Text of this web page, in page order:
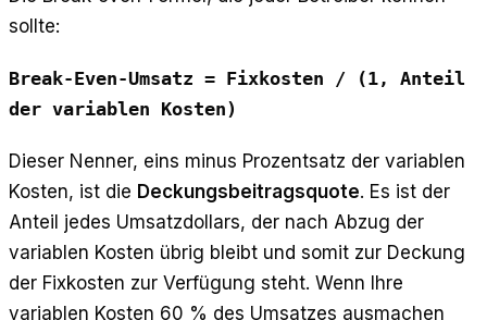
sollte:
Break-Even-Umsatz = Fixkosten / (1, Anteil
der variablen Kosten)
Dieser Nenner, eins minus Prozentsatz der variablen
Kosten, ist die Deckungsbeitragsquote. Es ist der
Anteil jedes Umsatzdollars, der nach Abzug der
variablen Kosten übrig bleibt und somit zur Deckung
der Fixkosten zur Verfügung steht. Wenn Ihre
variablen Kosten 60 % des Umsatzes ausmachen